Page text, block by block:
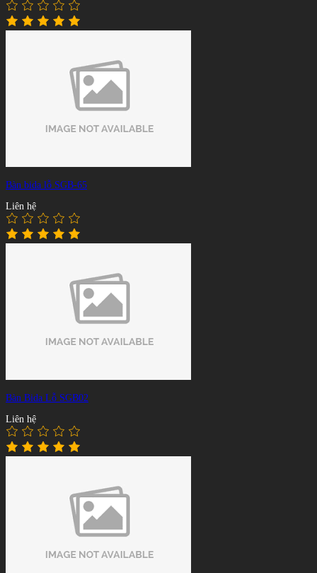
Bàn bida lỗ SGB-65
Liên hệ
Bàn Bida Lỗ SGB02
Liên hệ